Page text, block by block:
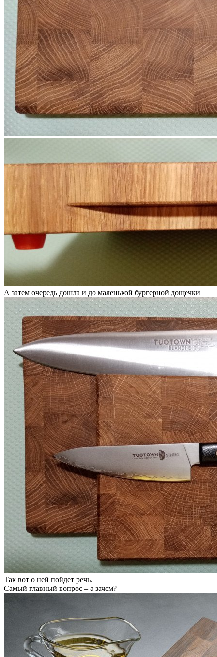
А затем очередь дошла и до маленькой бургерной дощечки.
Так вот о ней пойдет речь.
Самый главный вопрос – а зачем?